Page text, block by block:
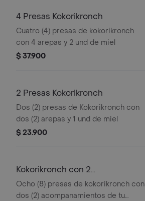
4 Presas Kokorikronch
Cuatro (4) presas de kokorikronch
con 4 arepas y 2 und de miel
$ 37.900
2 Presas Kokorikronch
Dos (2) presas de Kokorikronch con
dos (2) arepas y 1 und de miel
$ 23.900
Kokorikronch con 2
acompanamientos
Ocho (8) presas de kokorikronch con
dos (2) acompanamientos de tu